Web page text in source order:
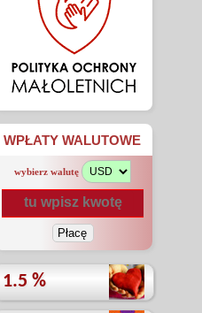
WPŁATY WALUTOWE
wybierz walutę
1.5 %